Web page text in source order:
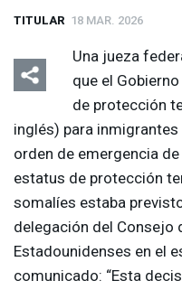
TITULAR 18 MAR. 2026
Una jueza
que el
de protección
inglés) para
orden de emergencia
estatus de protección
somalíes estaba
delegación del Consejo
Estadounidenses en el
comunicado: “Esta